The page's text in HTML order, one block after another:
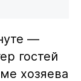
—
гостей
хозяева